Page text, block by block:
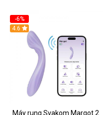
-6%
4.6
Máy rung Svakom Margot 2